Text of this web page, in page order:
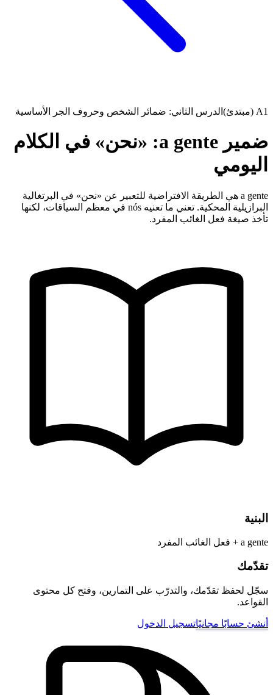
A1 (مبتدئ) الدرس الثاني: ضمائر الشخص وحروف الجر الأساسية
ضمير a gente: «نحن» في الكلام
اليومي
a gente هي الطريقة الافتراضية للتعبير عن «نحن» في البرتغالية
البرازيلية المحكية. تعني ما تعنيه nós في معظم السياقات، لكنها
تأخذ صيغة فعل الغائب المفرد.
البنية
a gente + فعل الغائب المفرد
تقدّمك
سجّل لحفظ تقدّمك، والتدرّب على التمارين، وفتح كل محتوى
القواعد.
أنشئ حسابًا مجانيًاتسجيل الدخول